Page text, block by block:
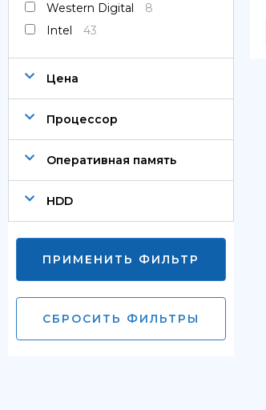
Western Digital
8
Intel
43
Цена
Процессор
Оперативная память
HDD
ПРИМЕНИТЬ ФИЛЬТР
СБРОСИТЬ ФИЛЬТРЫ